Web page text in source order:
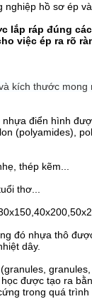
hồ sơ ép
lắp ráp đúng
việc ép ra rõ
kích thước
nhựa điển hình
(polyamides),
thép kẽm...
thơ...
đó nhựa thô
dây.
được tạo ra
trong quá trình